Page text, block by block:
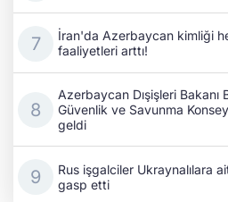
İran'da Azerbaycan kimliği
faaliyetleri arttı!
Azerbaycan Dışişleri
Güvenlik ve Savunma
geldi
Rus işgalciler Ukraynalılara
gasp etti